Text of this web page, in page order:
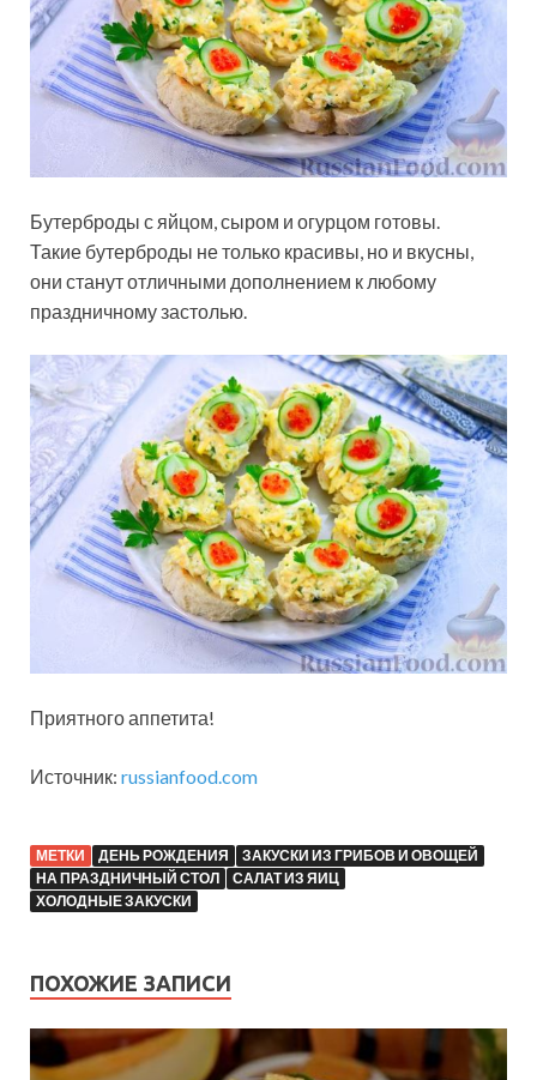
Бутерброды с яйцом, сыром и огурцом готовы.
Такие бутерброды не только красивы, но и вкусны,
они станут отличными дополнением к любому
праздничному застолью.
Приятного аппетита!
Источник: russianfood.com
МЕТКИ ДЕНЬ РОЖДЕНИЯ
ЗАКУСКИ ИЗ ГРИБОВ И ОВОЩЕЙ
НА ПРАЗДНИЧНЫЙ СТОЛ
САЛАТ ИЗ ЯИЦ
ХОЛОДНЫЕ ЗАКУСКИ
ПОХОЖИЕ ЗАПИСИ